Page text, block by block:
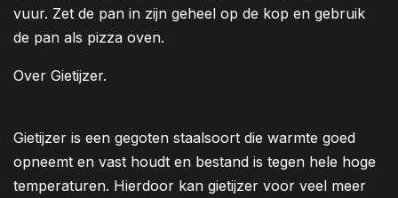
vuur. Zet de pan in zijn geheel op de kop en gebruik
de pan als pizza oven.
Over Gietijzer.
Gietijzer is een gegoten staalsoort die warmte goed
opneemt en vast houdt en bestand is tegen hele hoge
temperaturen. Hierdoor kan gietijzer voor veel meer